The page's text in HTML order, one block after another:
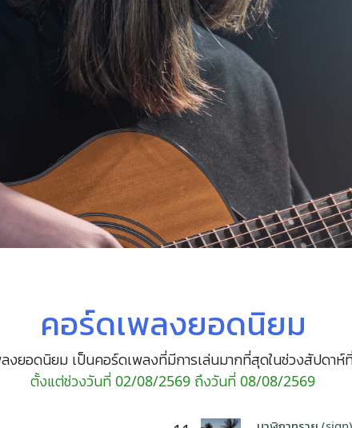
คอร์ดเพลงยอดนิยม
งยอดนิยม เป็นคอร์ดเพลงที่มีการเล่นมากที่สุดในช่วงสัปดาห์
ตั้งแต่ช่วงวันที่ 02/08/2569 ถึงวันที่ 08/08/2569